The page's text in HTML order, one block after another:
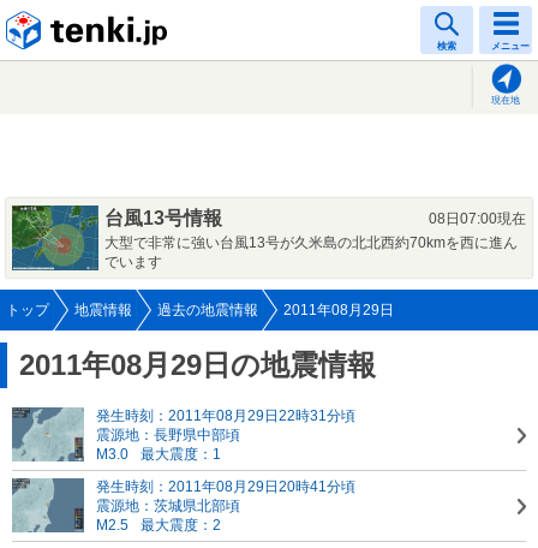
検索 メニュー
現在地
台風13号情報
08日07:00現在
大型で非常に強い台風13号が久米島の北北西約70kmを西に進ん
でいます
トップ 地震情報 過去の地震情報 2011年08月29日
2011年08月29日の地震情報
発生時刻：2011年08月29日22時31分頃
震源地：長野県中部頃
M3.0
最大震度：1
発生時刻：2011年08月29日20時41分頃
震源地：茨城県北部頃
M2.5
最大震度：2